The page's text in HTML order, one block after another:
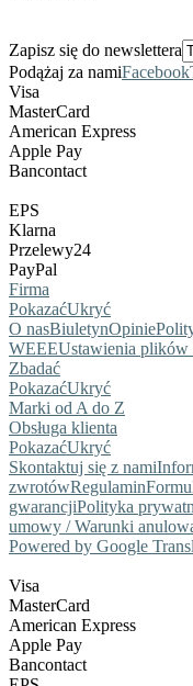
Zapisz się do newslettera
Podążaj za namiFacebook
Visa
MasterCard
American Express
Apple Pay
Bancontact
EPS
Klarna
Przelewy24
PayPal
Firma
PokazaćUkryć
O nasBiuletynOpinie
WEEEUstawienia plików
Zbadać
PokazaćUkryć
Marki od A do Z
Obsługa klienta
PokazaćUkryć
Skontaktuj się z nami
zwrotówRegulamin
gwarancjiPolityka
umowy / Warunki
Powered by Google
Visa
MasterCard
American Express
Apple Pay
Bancontact